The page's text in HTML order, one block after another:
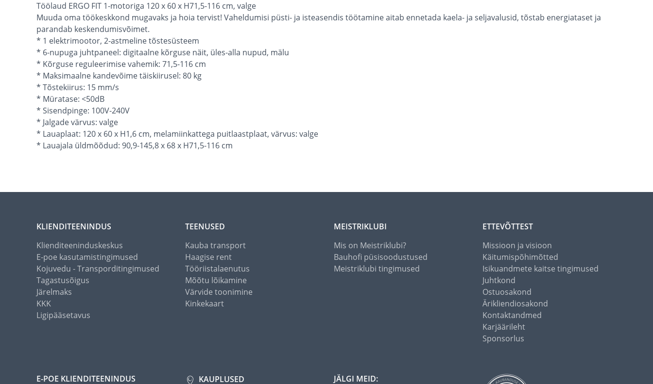
Töölaud ERGO FIT 1-motoriga 120 x 60 x H71,5-116 cm, valge
Muuda oma töökeskkond mugavaks ja hoia tervist! Vaheldumisi püsti- ja isteasendis töötamine aitab ennetada kaela- ja seljavalusid, tõstab energiataset ja
parandab keskendumisvõimet.
* 1 elektrimootor, 2-astmeline tõstesüsteem
* 6-nupuga juhtpaneel: digitaalne kõrguse näit, üles-alla nupud, mälu
* Kõrguse reguleerimise vahemik: 71,5-116 cm
* Maksimaalne kandevõime täiskiirusel: 80 kg
* Tõstekiirus: 15 mm/s
* Müratase: <50dB
* Sisendpinge: 100V-240V
* Jalgade värvus: valge
* Lauaplaat: 120 x 60 x H1,6 cm, melamiinkattega puitlaastplaat, värvus: valge
* Lauajala üldmõõdud: 90,9-145,8 x 68 x H71,5-116 cm
KLIENDITEENINDUS
Klienditeeninduskeskus
E-poe kasutamistingimused
Kojuvedu - Transporditingimused
Tagastusõigus
Järelmaks
KKK
Ligipääsetavus
TEENUSED
Kauba transport
Haagise rent
Tööriistalaenutus
Mõõtu lõikamine
Värvide toonimine
Kinkekaart
MEISTRIKLUBI
Mis on Meistriklubi?
Bauhofi püsisoodustused
Meistriklubi tingimused
ETTEVÕTTEST
Missioon ja visioon
Käitumispõhimõtted
Isikuandmete kaitse tingimused
Juhtkond
Ostuosakond
Ärikliendiosakond
Kontaktandmed
Karjäärileht
Sponsorlus
E-POE KLIENDITEENINDUS KAUPLUSED JÄLGI MEID: